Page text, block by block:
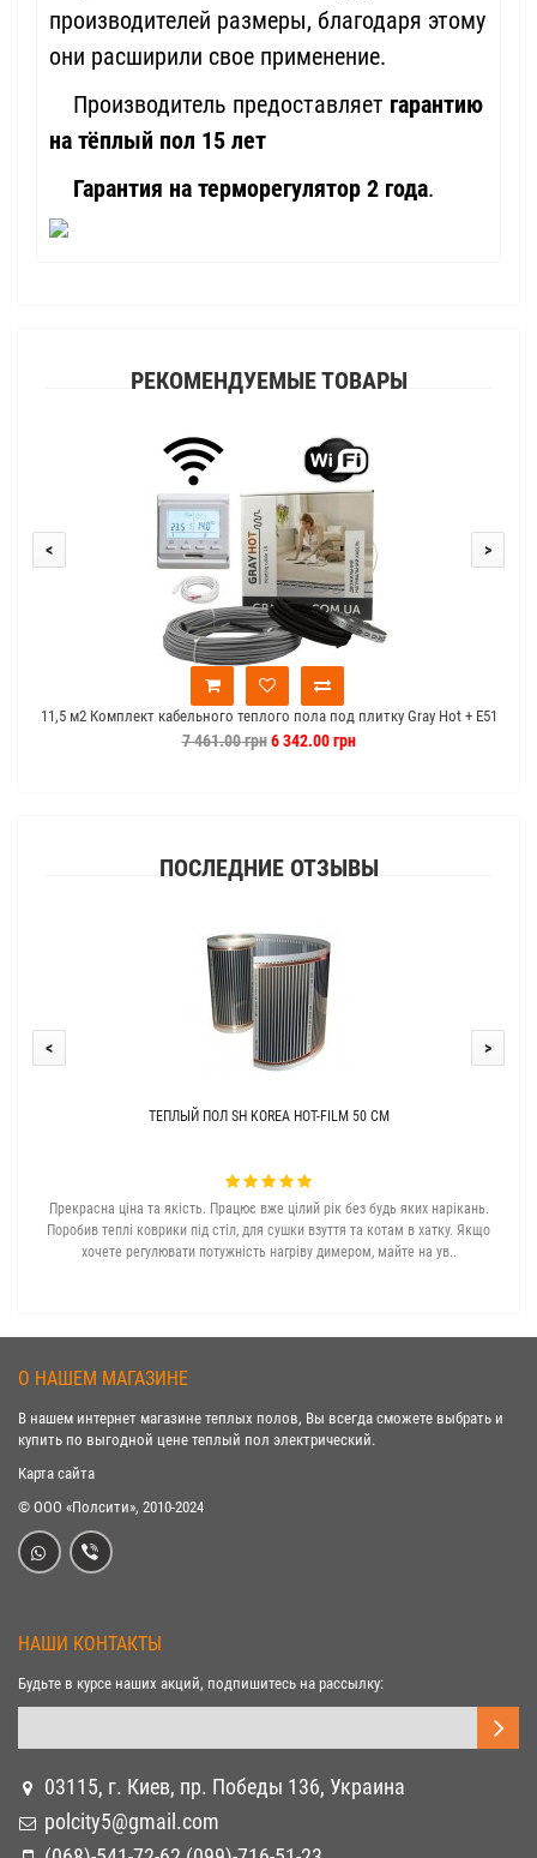
производителей размеры, благодаря этому
они расширили свое применение.
Производитель предоставляет гарантию
на тёплый пол 15 лет
Гарантия на терморегулятор 2 года.
РЕКОМЕНДУЕМЫЕ ТОВАРЫ
11,5 м2 Комплект кабельного теплого пола под плитку Gray Hot + E51
Wi-Fi
7 461.00 грн6 342.00 грн
< >
ПОСЛЕДНИЕ ОТЗЫВЫ
ТЕПЛЫЙ ПОЛ SH KOREA HOT-FILM 50 СМ
Прекрасна ціна та якість. Працює вже цілий рік без будь яких нарікань.
Поробив теплі коврики під стіл, для сушки взуття та котам в хатку. Якщо
хочете регулювати потужність нагріву димером, майте на ув..
< >
О НАШЕМ МАГАЗИНЕ
В нашем интернет магазине теплых полов, Вы всегда сможете выбрать и
купить по выгодной цене теплый пол электрический.
Карта сайта
© ООО «Полсити», 2010-2024
НАШИ КОНТАКТЫ
Будьте в курсе наших акций, подпишитесь на рассылку:
03115, г. Киев, пр. Победы 136, Украина
polcity5@gmail.com